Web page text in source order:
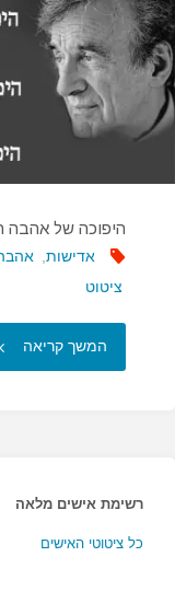
היפוכה של
אדישות,
ציטוט
המשך קריאה
רשימת אישים מלאה
כל ציטוטי האישים